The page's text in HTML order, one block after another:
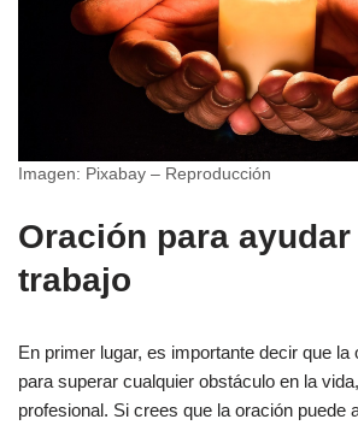
Imagen: Pixabay – Reproducción
Oración para
trabajo
En primer lugar, es importante decir que
para superar cualquier obstáculo en la
profesional. Si crees que la oración puede